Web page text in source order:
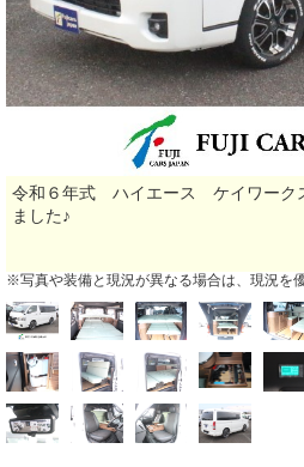
令和６年式 ハイエース ケイワー
ました♪
※写真や装備と現況が異なる場合は、現況を